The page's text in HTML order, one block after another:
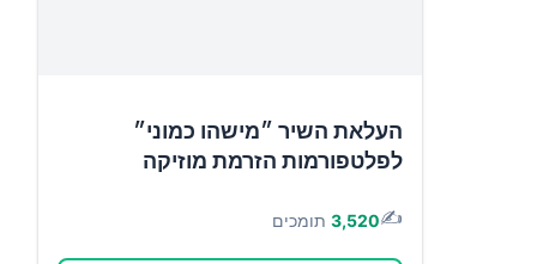
העלאת השיר ״מישהו כמוני״
לפלטפורמות הזרמת מוזיקה
✍️
3,520 תומכים